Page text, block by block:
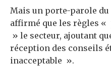
Mais un porte-parole du
affirmé que les règles
» le secteur, ajoutant
réception des conseils
inacceptable ».